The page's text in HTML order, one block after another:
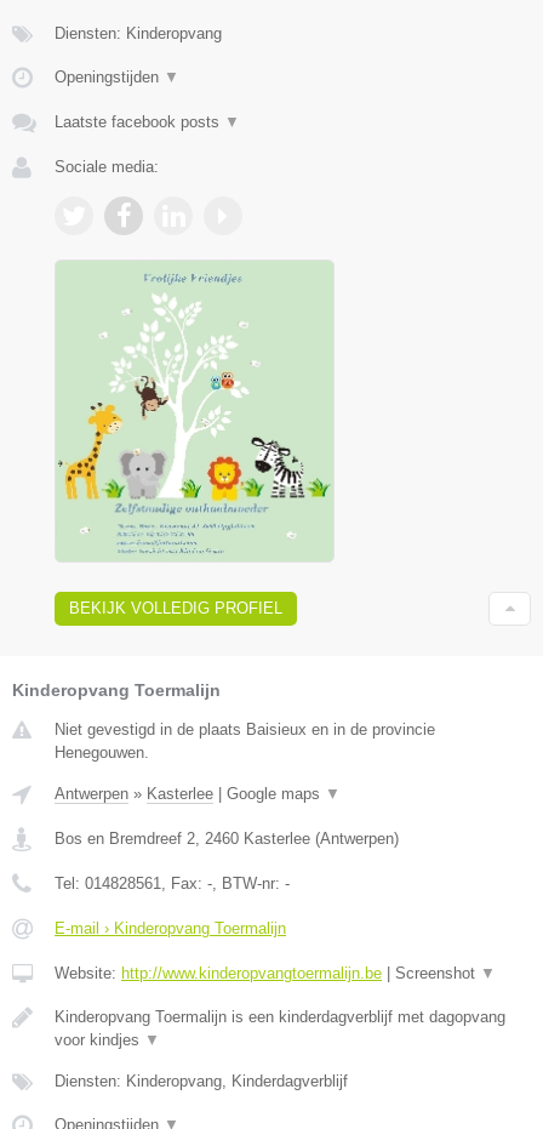
Diensten: Kinderopvang
Openingstijden ▼
Laatste facebook posts ▼
Sociale media:
BEKIJK VOLLEDIG PROFIEL
Kinderopvang Toermalijn
Niet gevestigd in de plaats Baisieux en in de provincie
Henegouwen.
Antwerpen » Kasterlee Google maps ▼
Bos en Bremdreef 2, 2460 Kasterlee (Antwerpen)
Tel: 014828561, Fax: -, BTW-nr: -
E-mail › Kinderopvang Toermalijn
Website: http://www.kinderopvangtoermalijn.be Screenshot ▼
Kinderopvang Toermalijn is een kinderdagverblijf met dagopvang
voor kindjes ▼
Diensten: Kinderopvang, Kinderdagverblijf
Openingstijden ▼